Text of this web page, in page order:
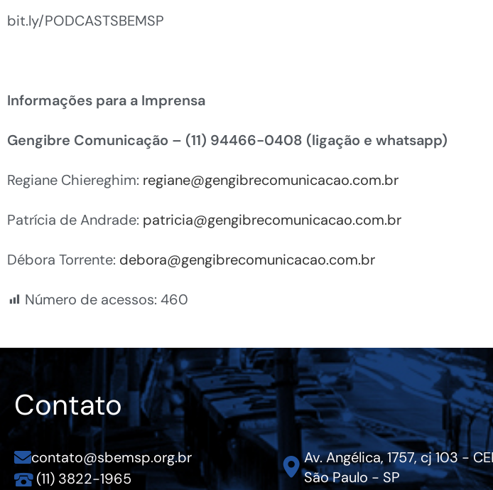
bit.ly/PODCASTSBEMSP
Informações para a Imprensa
Gengibre Comunicação – (11) 94466-0408 (ligação e whatsapp)
Regiane Chiereghim: regiane@gengibrecomunicacao.com.br
Patrícia de Andrade: patricia@gengibrecomunicacao.com.br
Débora Torrente: debora@gengibrecomunicacao.com.br
Número de acessos: 460
Contato
contato@sbemsp.org.br
(11) 3822-1965
Av. Angélica, 1757, cj 103 -
São Paulo - SP